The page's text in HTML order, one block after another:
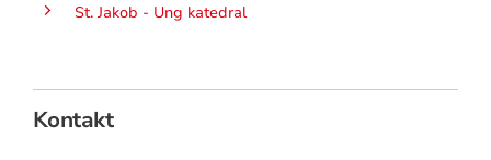
St. Jakob - Ung katedral
Kontakt